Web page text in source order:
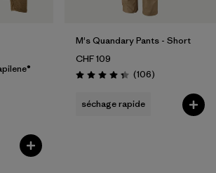
M's Quandary Pants - Short
CHF 109
Évaluation: 4.4 / 5
(106Avis
)
séchage rapide